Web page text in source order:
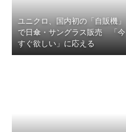
ユニクロ、国内初の「自販機」
で日傘・サングラス販売 「今
すぐ欲しい」に応える